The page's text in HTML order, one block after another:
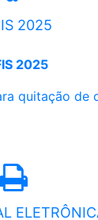
2025
2025
quitação